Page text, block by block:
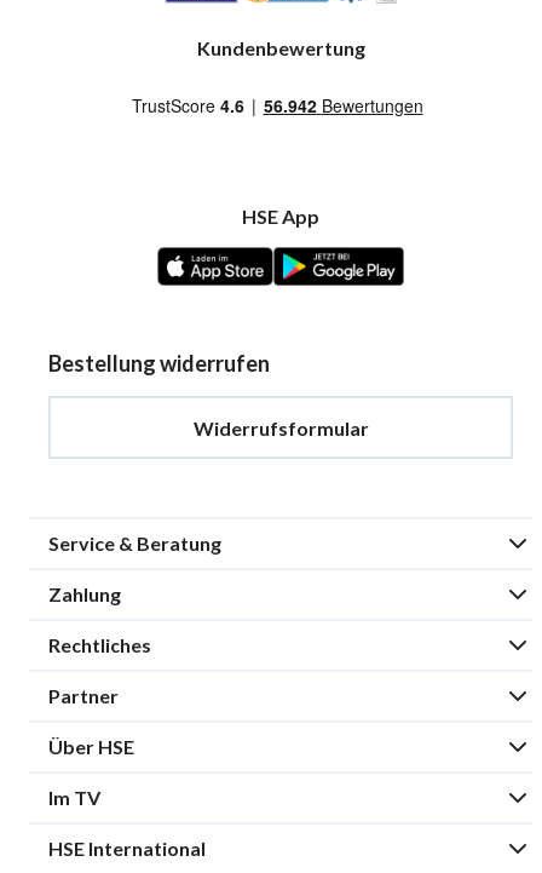
Kundenbewertung
HSE App
Bestellung widerrufen
Widerrufsformular
Service & Beratung
Zahlung
Rechtliches
Partner
Über HSE
Im TV
HSE International